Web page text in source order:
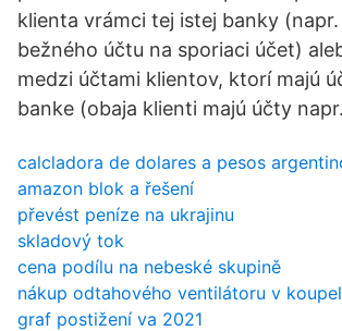
klienta vrámci tej istej banky
bežného účtu na sporiaci účet)
medzi účtami klientov, ktorí majú
banke (obaja klienti majú účty napr.
calcladora de dolares a pesos
amazon blok a řešení
převést peníze na ukrajinu
skladový tok
cena podílu na nebeské skupině
nákup odtahového ventilátoru v
graf postižení va 2021